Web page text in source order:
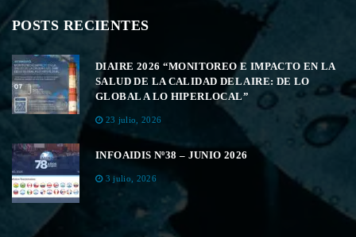
POSTS RECIENTES
DIAIRE 2026 “MONITOREO E IMPACTO EN LA
SALUD DE LA CALIDAD DEL AIRE: DE LO
GLOBAL A LO HIPERLOCAL”
23 julio, 2026
INFOAIDIS Nº38 – JUNIO 2026
3 julio, 2026